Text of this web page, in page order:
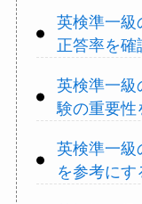
英検準一
正答率を確
英検準一
験の重要性
英検準一
を参考にす